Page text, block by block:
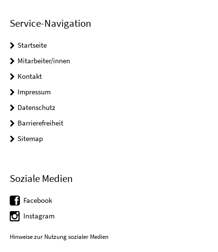
Service-Navigation
Startseite
Mitarbeiter/innen
Kontakt
Impressum
Datenschutz
Barrierefreiheit
Sitemap
Soziale Medien
Facebook
Instagram
Hinweise zur Nutzung sozialer Medien